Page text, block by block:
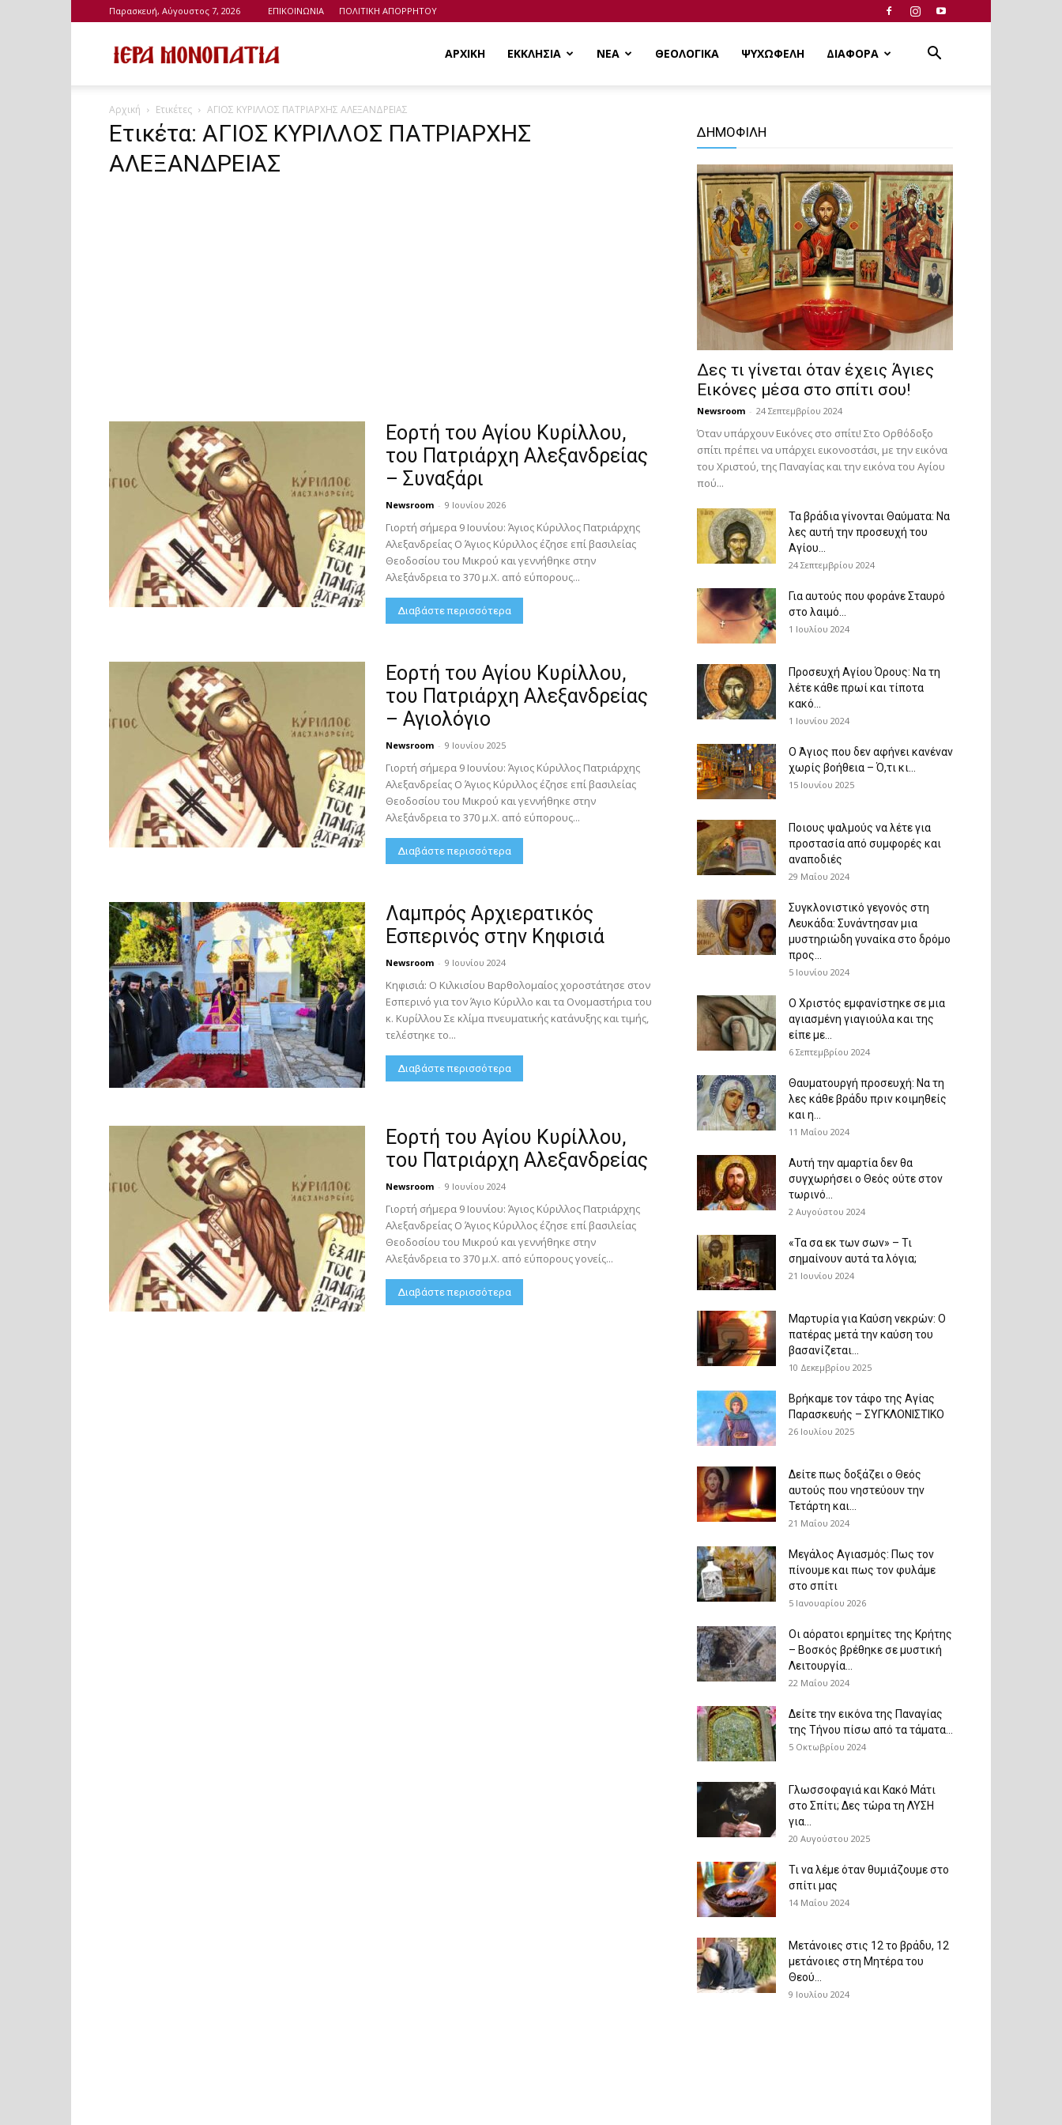
Παρασκευή, Αύγουστος 7, 2026 ΕΠΙΚΟΙΝΩΝΙΑ ΠΟΛΙΤΙΚΗ ΑΠΟΡΡΗΤΟΥ
Μονοπάτια
ΑΡΧΙΚΗ ΕΚΚΛΗΣΙΑ ΝΕΑ ΘΕΟΛΟΓΙΚΑ ΨΥΧΩΦΕΛΗ ΔΙΑΦΟΡΑ
Αρχική Ετικέτες ΑΓΙΟΣ ΚΥΡΙΛΛΟΣ ΠΑΤΡΙΑΡΧΗΣ ΑΛΕΞΑΝΔΡΕΙΑΣ
Ετικέτα: ΑΓΙΟΣ ΚΥΡΙΛΛΟΣ ΠΑΤΡΙΑΡΧΗΣ
ΑΛΕΞΑΝΔΡΕΙΑΣ
Εορτή του Αγίου Κυρίλλου,
του Πατριάρχη Αλεξανδρείας
– Συναξάρι
Newsroom - 9 Ιουνίου 2026
Γιορτή σήμερα 9 Ιουνίου: Άγιος Κύριλλος Πατριάρχης
Αλεξανδρείας Ο Άγιος Κύριλλος έζησε επί βασιλείας
Θεοδοσίου του Μικρού και γεννήθηκε στην
Αλεξάνδρεια το 370 μ.Χ. από εύπορους...
Διαβάστε περισσότερα
Εορτή του Αγίου Κυρίλλου,
του Πατριάρχη Αλεξανδρείας
– Αγιολόγιο
Newsroom - 9 Ιουνίου 2025
Γιορτή σήμερα 9 Ιουνίου: Άγιος Κύριλλος Πατριάρχης
Αλεξανδρείας Ο Άγιος Κύριλλος έζησε επί βασιλείας
Θεοδοσίου του Μικρού και γεννήθηκε στην
Αλεξάνδρεια το 370 μ.Χ. από εύπορους...
Διαβάστε περισσότερα
Λαμπρός Αρχιερατικός
Εσπερινός στην Κηφισιά
Newsroom - 9 Ιουνίου 2024
Κηφισιά: Ο Κιλκισίου Βαρθολομαίος χοροστάτησε στον
Εσπερινό για τον Άγιο Κύριλλο και τα Ονομαστήρια του
κ. Κυρίλλου Σε κλίμα πνευματικής κατάνυξης και τιμής,
τελέστηκε το...
Διαβάστε περισσότερα
Εορτή του Αγίου Κυρίλλου,
του Πατριάρχη Αλεξανδρείας
Newsroom - 9 Ιουνίου 2024
Γιορτή σήμερα 9 Ιουνίου: Άγιος Κύριλλος Πατριάρχης
Αλεξανδρείας Ο Άγιος Κύριλλος έζησε επί βασιλείας
Θεοδοσίου του Μικρού και γεννήθηκε στην
Αλεξάνδρεια το 370 μ.Χ. από εύπορους γονείς...
Διαβάστε περισσότερα
ΔΗΜΟΦΙΛΗ
Δες τι γίνεται όταν έχεις Άγιες
Εικόνες μέσα στο σπίτι σου!
Newsroom - 24 Σεπτεμβρίου 2024
Όταν υπάρχουν Εικόνες στο σπίτι! Στο Ορθόδοξο
σπίτι πρέπει να υπάρχει εικονοστάσι, με την εικόνα
του Χριστού, της Παν­αγίας και την εικόνα του Αγίου
πού...
Τα βράδια γίνονται Θαύματα: Να
λες αυτή την προσευχή του
Αγίου...
24 Σεπτεμβρίου 2024
Για αυτούς που φοράνε Σταυρό
στο λαιμό…
1 Ιουλίου 2024
Προσευχή Αγίου Όρους: Να τη
λέτε κάθε πρωί και τίποτα
κακό...
1 Ιουνίου 2024
Ο Άγιος που δεν αφήνει κανέναν
χωρίς βοήθεια – Ό,τι κι...
15 Ιουνίου 2025
Ποιους ψαλμούς να λέτε για
προστασία από συμφορές και
αναποδιές
29 Μαΐου 2024
Συγκλονιστικό γεγονός στη
Λευκάδα: Συνάντησαν μια
μυστηριώδη γυναίκα στο δρόμο
προς...
5 Ιουνίου 2024
Ο Χριστός εμφανίστηκε σε μια
αγιασμένη γιαγιούλα και της
είπε με...
6 Σεπτεμβρίου 2024
Θαυματουργή προσευχή: Να τη
λες κάθε βράδυ πριν κοιμηθείς
και η...
11 Μαΐου 2024
Αυτή την αμαρτία δεν θα
συγχωρήσει ο Θεός ούτε στον
τωρινό...
2 Αυγούστου 2024
«Τα σα εκ των σων» – Τι
σημαίνουν αυτά τα λόγια;
21 Ιουνίου 2024
Μαρτυρία για Καύση νεκρών: Ο
πατέρας μετά την καύση του
βασανίζεται...
10 Δεκεμβρίου 2025
Βρήκαμε τον τάφο της Αγίας
Παρασκευής – ΣΥΓΚΛΟΝΙΣΤΙΚΟ
26 Ιουλίου 2025
Δείτε πως δοξάζει ο Θεός
αυτούς που νηστεύουν την
Τετάρτη και...
21 Μαΐου 2024
Μεγάλος Αγιασμός: Πως τον
πίνουμε και πως τον φυλάμε
στο σπίτι
5 Ιανουαρίου 2026
Οι αόρατοι ερημίτες της Κρήτης
– Βοσκός βρέθηκε σε μυστική
Λειτουργία...
22 Μαΐου 2024
Δείτε την εικόνα της Παναγίας
της Τήνου πίσω από τα τάματα...
5 Οκτωβρίου 2024
Γλωσσοφαγιά και Κακό Μάτι
στο Σπίτι; Δες τώρα τη ΛΥΣΗ
για...
20 Αυγούστου 2025
Τι να λέμε όταν θυμιάζουμε στο
σπίτι μας
14 Μαΐου 2024
Μετάνοιες στις 12 το βράδυ, 12
μετάνοιες στη Μητέρα του
Θεού...
9 Ιουλίου 2024